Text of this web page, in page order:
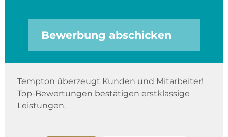
Bewerbung abschicken
Tempton überzeugt Kunden und Mitarbeiter!
Top-Bewertungen bestätigen erstklassige
Leistungen.